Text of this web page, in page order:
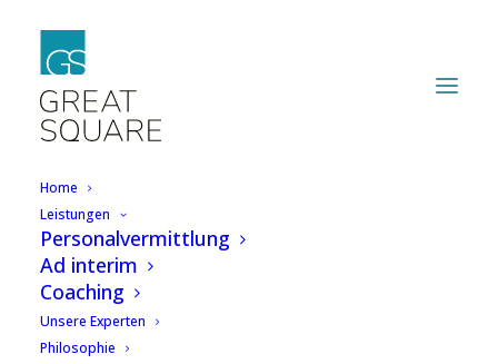
Home
Leistungen
Personalvermittlung
Ad interim
Coaching
Unsere Experten
Philosophie